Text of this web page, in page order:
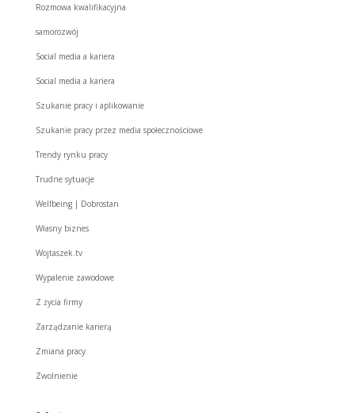
Rozmowa kwalifikacyjna
samorozwój
Social media a kariera
Social media a kariera
Szukanie pracy i aplikowanie
Szukanie pracy przez media społecznościowe
Trendy rynku pracy
Trudne sytuacje
Wellbeing | Dobrostan
Własny biznes
Wojtaszek.tv
Wypalenie zawodowe
Z życia firmy
Zarządzanie karierą
Zmiana pracy
Zwolnienie